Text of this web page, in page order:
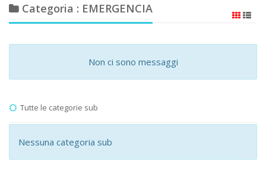
Categoria : EMERGENCIA
Non ci sono messaggi
Tutte le categorie sub
Nessuna categoria sub